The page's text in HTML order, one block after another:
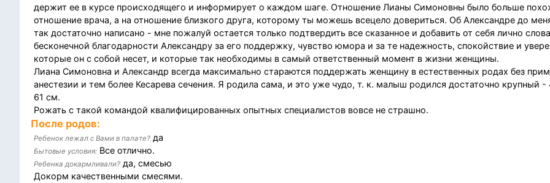
держит ее в курсе происходящего и информирует о каждом шаге. Отношение Лианы Симоновны было больше
отношение врача, а на отношение близкого друга, которому ты можешь всецело довериться. Об Александре до
так достаточно написано - мне пожалуй остается только подтвердить все сказанное и добавить от себя лично слова
бесконечной благодарности Александру за его поддержку, чувство юмора и за те надежность, спокойствие и
которые он с собой несет, и которые так необходимы в самый ответственный момент в жизни женщины.
Лиана Симоновна и Александр всегда максимально стараются поддержать женщину в естественных родах без
анестезии и тем более Кесарева сечения. Я родила сама, и это уже чудо, т. к. малыш родился достаточно крупный -
61 см.
Рожать с такой командой квалифицированных опытных специалистов вовсе не страшно.
После родов:
Ребенок лежал с Вами в палате? да
Бытовые условия: Все отлично.
Ребенка докармливали? да, смесью
Докорм качественными смесями.